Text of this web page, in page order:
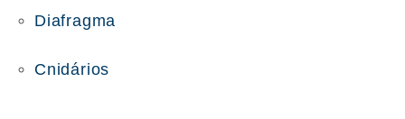
Diafragma
Cnidários